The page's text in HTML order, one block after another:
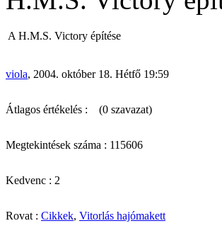
A H.M.S. Victory építése
viola, 2004. október 18. Hétfő 19:59
Átlagos értékelés : (0 szavazat)
Megtekintések száma : 115606
Kedvenc : 2
Rovat : Cikkek, Vitorlás hajómakett